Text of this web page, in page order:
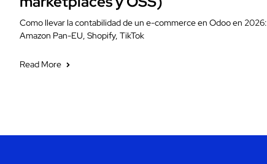
Como llevar la contabilidad de un e-commerce en Odoo en 2026:
Amazon Pan-EU, Shopify, TikTok
Read More